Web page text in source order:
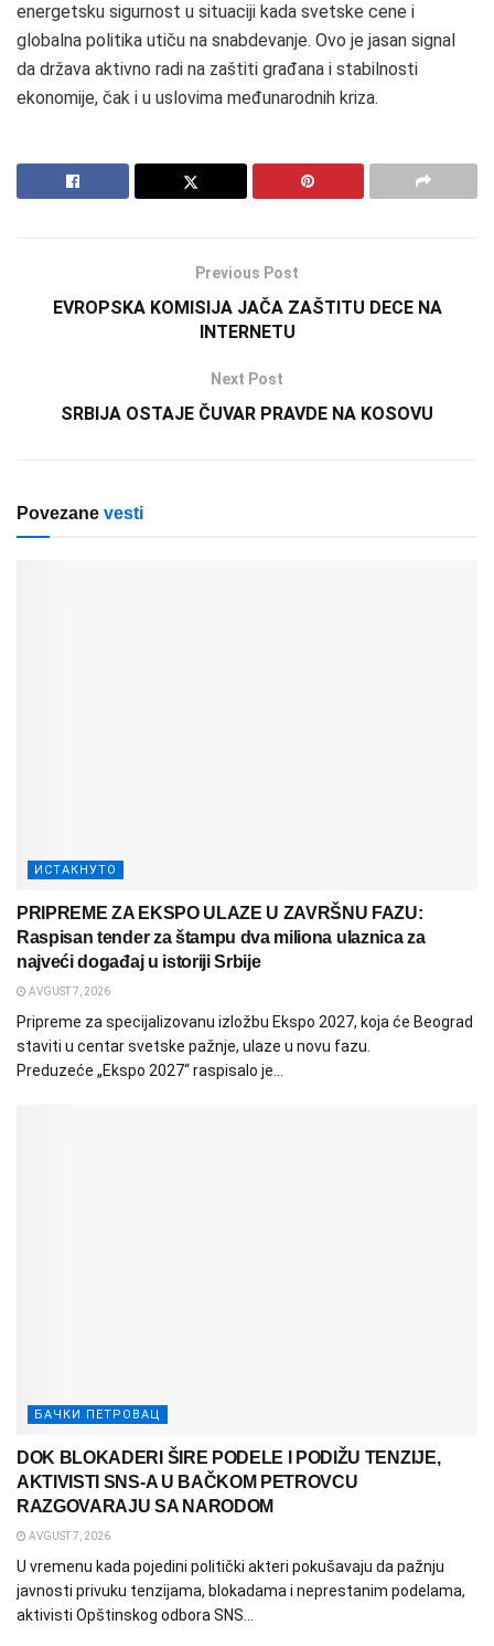
energetsku sigurnost u situaciji kada svetske cene i
globalna politika utiču na snabdevanje. Ovo je jasan signal
da država aktivno radi na zaštiti građana i stabilnosti
ekonomije, čak i u uslovima međunarodnih kriza.
Previous Post
EVROPSKA KOMISIJA JAČA ZAŠTITU DECE NA
INTERNETU
Next Post
SRBIJA OSTAJE ČUVAR PRAVDE NA KOSOVU
Povezane vesti
ИСТАКНУТО
PRIPREME ZA EKSPO ULAZE U ZAVRŠNU FAZU:
Raspisan tender za štampu dva miliona ulaznica za
najveći događaj u istoriji Srbije
AVGUST 7, 2026
Pripreme za specijalizovanu izložbu Ekspo 2027, koja će Beograd
staviti u centar svetske pažnje, ulaze u novu fazu.
Preduzeće „Ekspo 2027“ raspisalo je...
БАЧКИ ПЕТРОВАЦ
DOK BLOKADERI ŠIRE PODELE I PODIŽU TENZIJE,
AKTIVISTI SNS-A U BAČKOM PETROVCU
RAZGOVARAJU SA NARODOM
AVGUST 7, 2026
U vremenu kada pojedini politički akteri pokušavaju da pažnju
javnosti privuku tenzijama, blokadama i neprestanim podelama,
aktivisti Opštinskog odbora SNS...